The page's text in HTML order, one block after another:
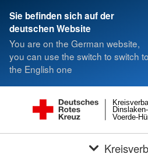
Sie befinden sich auf der
deutschen Website
You are on the German website,
you can use the switch to switch to
the English one
Voerde-
Dinslaken-